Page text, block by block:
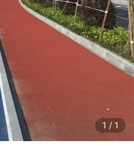
1 / 1